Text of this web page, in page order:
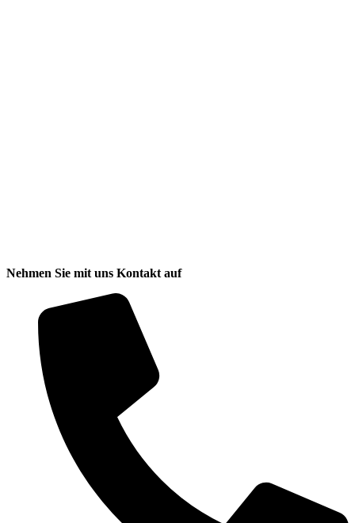
Nehmen Sie mit uns Kontakt auf